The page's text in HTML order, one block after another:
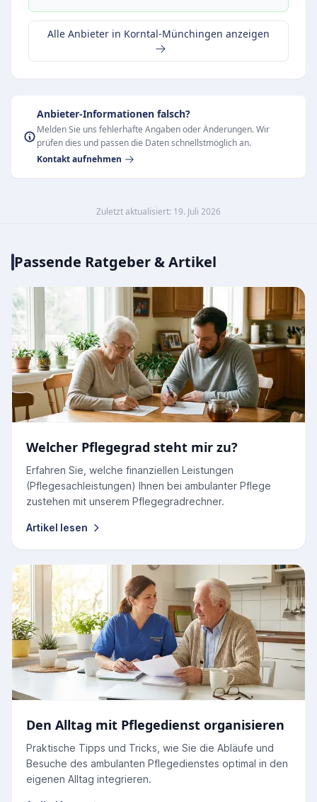
Alle Anbieter in Korntal-Münchingen anzeigen
Anbieter-Informationen falsch?
Melden Sie uns fehlerhafte Angaben oder Änderungen. Wir
prüfen dies und passen die Daten schnellstmöglich an.
Kontakt aufnehmen
Zuletzt aktualisiert: 19. Juli 2026
Passende Ratgeber & Artikel
Welcher Pflegegrad steht mir zu?
Erfahren Sie, welche finanziellen Leistungen
(Pflegesachleistungen) Ihnen bei ambulanter Pflege
zustehen mit unserem Pflegegradrechner.
Artikel lesen
Den Alltag mit Pflegedienst organisieren
Praktische Tipps und Tricks, wie Sie die Abläufe und
Besuche des ambulanten Pflegedienstes optimal in den
eigenen Alltag integrieren.